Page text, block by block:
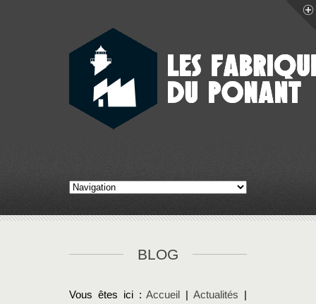
BLOG
Vous êtes ici :Accueil |Actualités